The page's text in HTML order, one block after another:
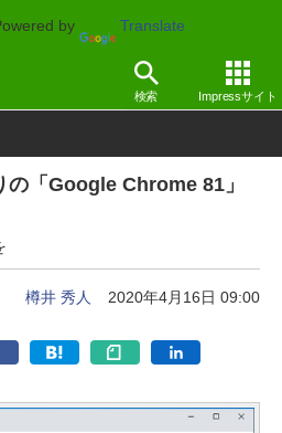
by Translate
検索 Impressサイト
の「Google Chrome 81」
樽井 秀人 2020年4月16日 09:00